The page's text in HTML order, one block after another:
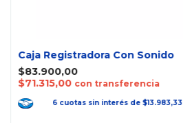
Caja Registradora Con Sonido
$83.900,00
$71.315,00 con transferencia
6 cuotas sin interés de $13.983,33